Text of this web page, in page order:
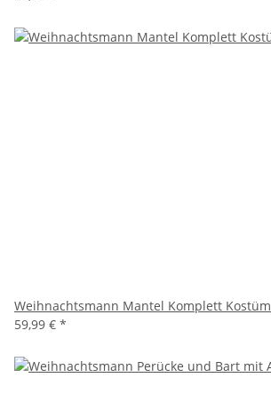
Weihnachtsmann Mantel Komplett Kostüm
59,99 € *